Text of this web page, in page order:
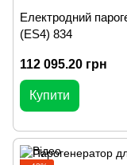
Електродний
(ES4) 834
112 095.20 грн
Купити